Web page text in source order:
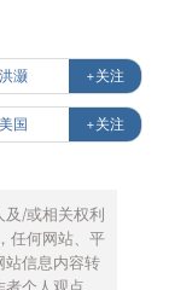
灏 +关注
国 +关注
及/或相关权利
任何网站、平
站信息内容转